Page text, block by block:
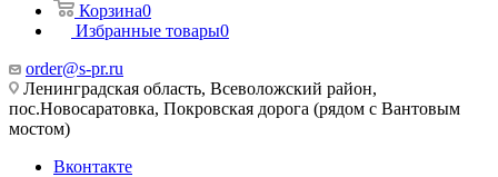
Корзина0
Избранные товары0
order@s-pr.ru
Ленинградская область, Всеволожский район,
пос.Новосаратовка, Покровская дорога (рядом с Вантовым
мостом)
Вконтакте